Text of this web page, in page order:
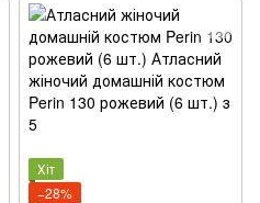
Хіт
−28%